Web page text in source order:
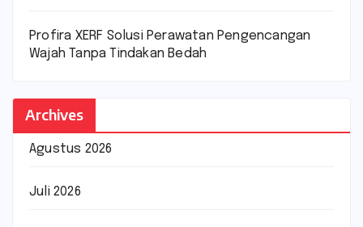
Profira XERF Solusi Perawatan Pengencangan
Wajah Tanpa Tindakan Bedah
Archives
Agustus 2026
Juli 2026